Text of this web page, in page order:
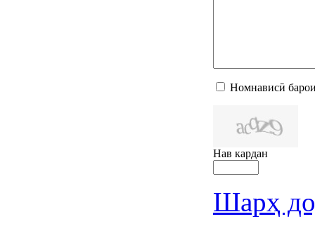
Номнависӣ
Нав кардан
Шарҳ